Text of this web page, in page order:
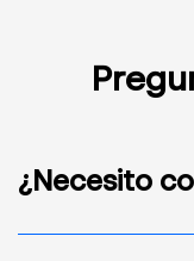
¿Necesito